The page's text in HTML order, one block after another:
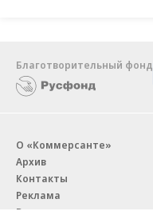
Благотворительный фонд
О «Коммерсанте»
Архив
Контакты
Реклама